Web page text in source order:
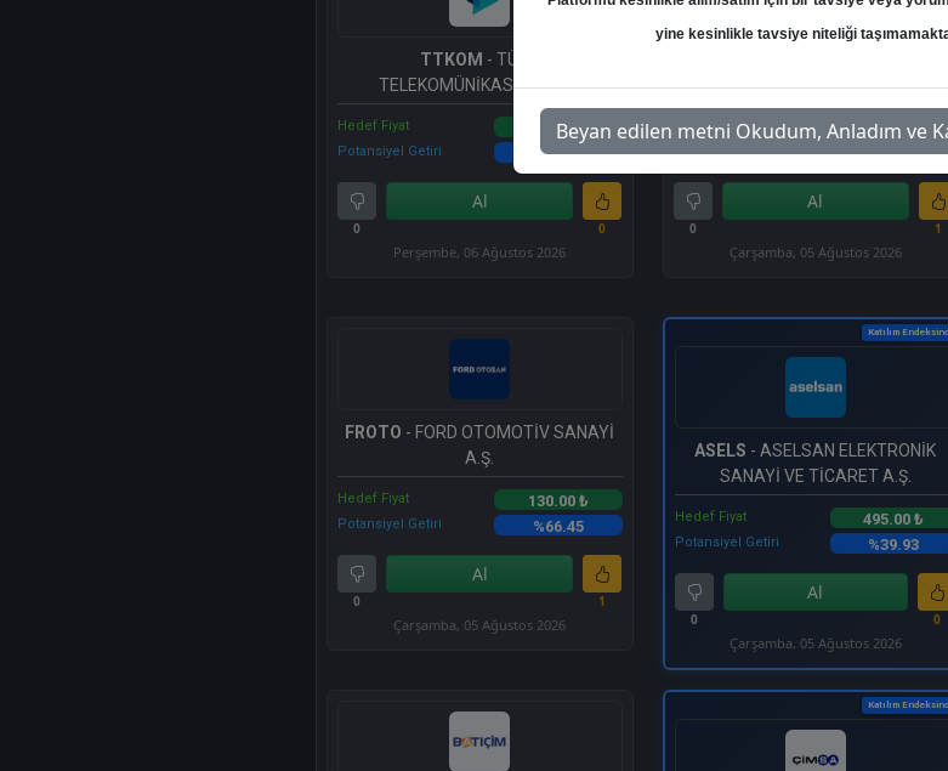
TTKOM - TÜRK
TELEKOMÜNİKASYON A.Ş.
Hedef Fiyat 90.00 ₺
Potansiyel Getiri %65.14
0
Al
0
Perşembe, 06 Ağustos 2026
Hedef Fiyat 445.00 ₺
Potansiyel Getiri %45.31
0
Al
1
Çarşamba, 05 Ağustos 2026
FROTO - FORD OTOMOTİV SANAYİ
A.Ş.
Hedef Fiyat 130.00 ₺
Potansiyel Getiri %66.45
0
Al
1
Çarşamba, 05 Ağustos 2026
Katılım
ASELS - ASELSAN ELEKTRONİK
SANAYİ VE TİCARET A.Ş.
Hedef Fiyat 495.00 ₺
Potansiyel Getiri %39.93
0
Al
0
Çarşamba, 05 Ağustos 2026
Katılım
yine kesinlikle tavsiye niteliği